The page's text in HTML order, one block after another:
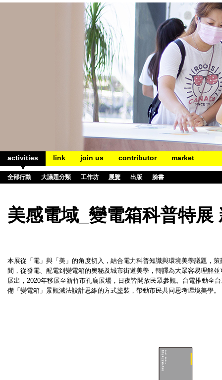
activities link join us contributor market
全部行動 大議題分類 工作坊 展覽 出版 臉書
美感電域_變電箱科普特展
本展從「電」與「美」的角度切入， 結合電力科普知識與環境美學議題，
間，從發電、配電到變電箱的奧秘及城市街道美學，轉譯為大眾容易理解
展出，2020年移展至新竹市孔廟展場， 日夜皆開放民眾參觀。 台電推動全
備「變電箱」景觀減法設計思維的方式塗裝，帶動市民共同思考環境美學。